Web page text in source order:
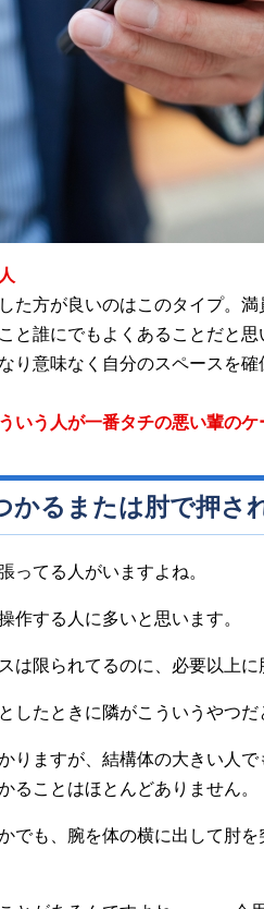
た方が良いのはこのタイプ。
と誰にでもよくあることだと思
り意味なく自分のスペースを
いう人が一番タチの悪い輩のケ
かるまたは肘で押さ
ってる人がいますよね。
作する人に多いと思います。
は限られてるのに、必要以上に
したときに隣がこういうやつだ
りますが、結構体の大きい人
ることはほとんどありません。
でも、腕を体の横に出して肘